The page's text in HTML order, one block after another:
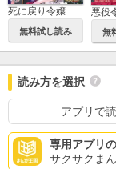
死に戻り令嬢は二度目の人生で復讐を誓う【合本版】
無料試し読み 無
読み方を選択
アプリで
専用アプリ
サクサクま